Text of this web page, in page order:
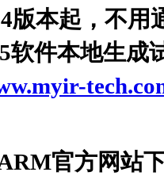
版本起，不
软件本地生成
官方网站